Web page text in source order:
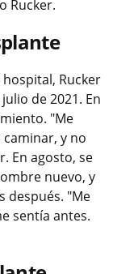
Rucker.
Rucker
de 2021. En
"Me
y no
En agosto, se
nuevo, y
después. "Me
sentía antes.